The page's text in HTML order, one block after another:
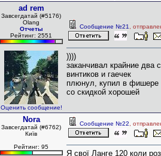
ad rem
Завсегдатай (#5176)
Olang
Отчеты
Рейтинг: 2551
Оценить сообщение!
Сообщение №21 ,
))))
заканчивал крайние два
винтиков и гаечек
плюнул, купил в фишере
со скидкой хорошей
Nora
Завсегдатай (#6762)
Київ
Рейтинг: 95
Сообщение №22 ,
Я свої Ланге 120 коли